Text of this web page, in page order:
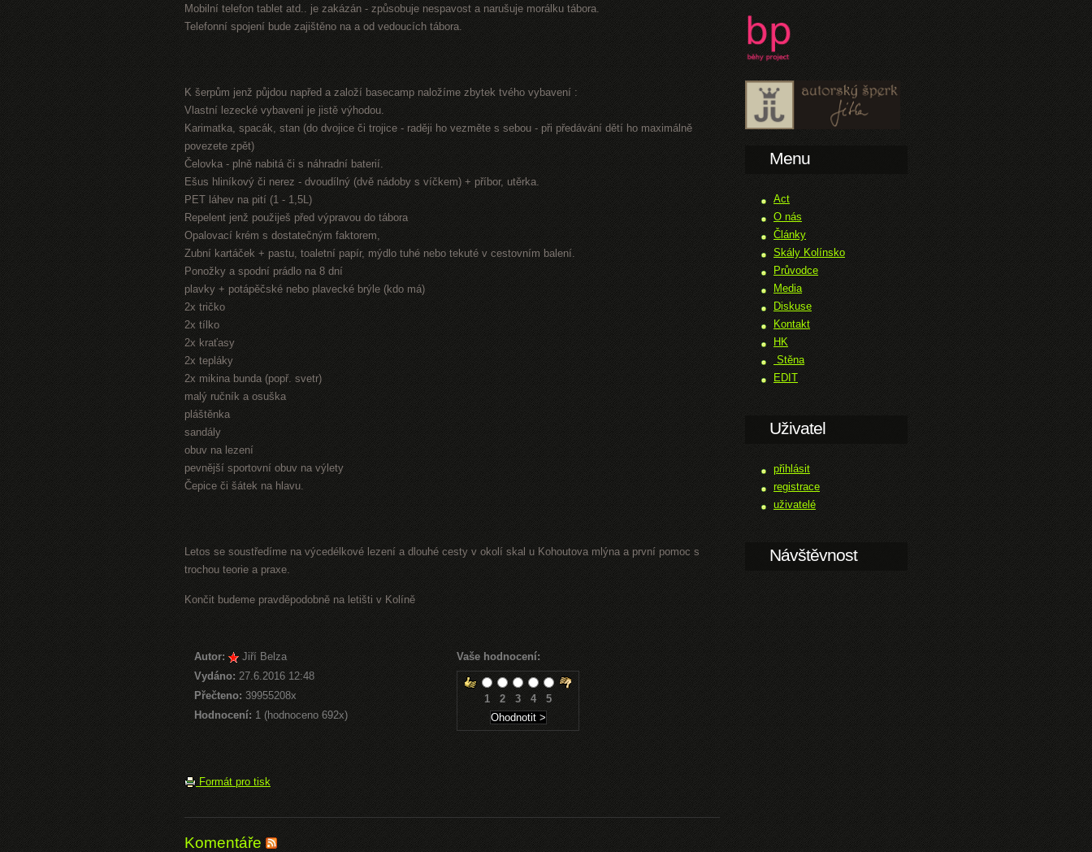
Mobilní telefon tablet atd.. je zakázán - způsobuje nespavost a narušuje morálku tábora.
Telefonní spojení bude zajištěno na a od vedoucích tábora.
K šerpům jenž půjdou napřed a založí basecamp naložíme zbytek tvého vybavení :
Vlastní lezecké vybavení je jistě výhodou.
Karimatka, spacák, stan (do dvojice či trojice - raději ho vezměte s sebou - při předávání dětí ho maximálně
povezete zpět)
Čelovka - plně nabitá či s náhradní baterií.
Ešus hliníkový či nerez - dvoudílný (dvě nádoby s víčkem) + příbor, utěrka.
PET láhev na pití (1 - 1,5L)
Repelent jenž použiješ před výpravou do tábora
Opalovací krém s dostatečným faktorem,
Zubní kartáček + pastu, toaletní papír, mýdlo tuhé nebo tekuté v cestovním balení.
Ponožky a spodní prádlo na 8 dní
plavky + potápěčské nebo plavecké brýle (kdo má)
2x tričko
2x tílko
2x kraťasy
2x tepláky
2x mikina bunda (popř. svetr)
malý ručník a osuška
pláštěnka
sandály
obuv na lezení
pevnější sportovní obuv na výlety
Čepice či šátek na hlavu.
Letos se soustředíme na výcedélkové lezení a dlouhé cesty v okolí skal u Kohoutova mlýna a první pomoc s
trochou teorie a praxe.
Končit budeme pravděpodobně na letišti v Kolíně
Autor:
Jiří Belza
Vydáno: 27.6.2016 12:48
Přečteno: 39955208x
Hodnocení: 1 (hodnoceno 692x)
Vaše hodnocení:
1 2 3 4 5
Formát pro tisk
Komentáře
Menu
Act
O nás
Články
Skály Kolínsko
Průvodce
Media
Diskuse
Kontakt
HK
Stěna
EDIT
Uživatel
přihlásit
registrace
uživatelé
Návštěvnost